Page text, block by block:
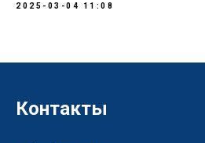
2025-03-04 11:08
Контакты